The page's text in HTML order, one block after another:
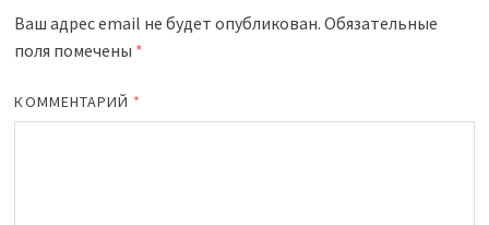
Ваш адрес email не будет опубликован. Обязательные
поля помечены *
КОММЕНТАРИЙ *